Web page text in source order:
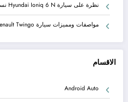
نظرة على سيارة Hyundai Ioniq 6 N نسخة 2025 الكهربائية
مواصفات ومميزات سيارة Renault Twingo الكهربائية 2026
الاقسام
Android Auto